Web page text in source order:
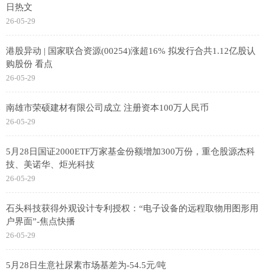
日热文
26-05-29
港股异动 | 国家联合资源(00254)涨超16% 拟发行合共1.12亿股认
购股份 看点
26-05-29
南雄市荣硕建材有限公司成立 注册资本100万人民币
26-05-29
5月28日国证2000ETF万家基金份额增加300万份，重仓股源杰科
技、美诺华、炬光科技
26-05-29
石头科技获得外观设计专利授权：“电子设备的远程取物用图形用
户界面”-焦点快播
26-05-29
5月28日生意社尿素市场基差为-54.5元/吨